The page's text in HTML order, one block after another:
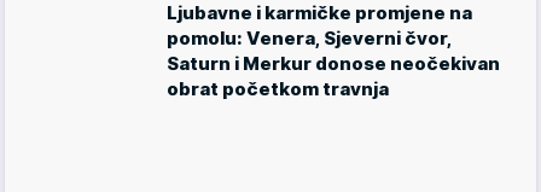
Ljubavne i karmičke promjene na
pomolu: Venera, Sjeverni čvor,
Saturn i Merkur donose neočekivan
obrat početkom travnja